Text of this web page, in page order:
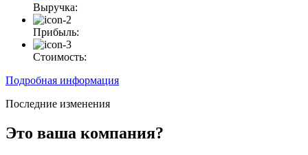
Выручка:
Прибыль:
Стоимость:
Подробная информация
Последние изменения
Это ваша компания?